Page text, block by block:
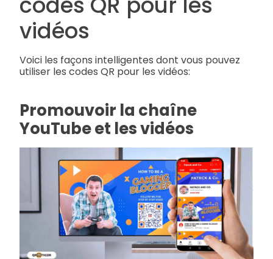
vidéos
Voici les façons intelligentes dont vous pouvez
utiliser les codes QR pour les vidéos:
Promouvoir la chaîne
YouTube et les vidéos